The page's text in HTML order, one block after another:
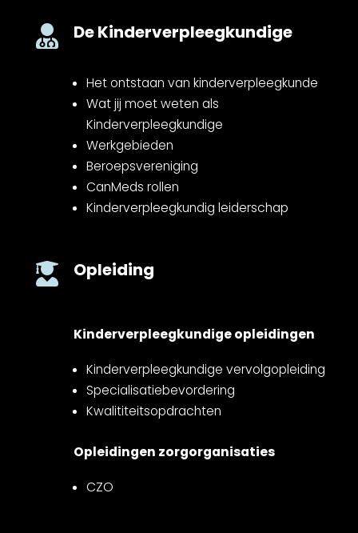
 De Kinderverpleegkundige
Het ontstaan van kinderverpleegkunde
Wat jij moet weten als
Kinderverpleegkundige
Werkgebieden
Beroepsvereniging
CanMeds rollen
Kinderverpleegkundig leiderschap
 Opleiding
Kinderverpleegkundige opleidingen
Kinderverpleegkundige vervolgopleiding
Specialisatiebevordering
Kwalititeitsopdrachten
Opleidingen zorgorganisaties
CZO